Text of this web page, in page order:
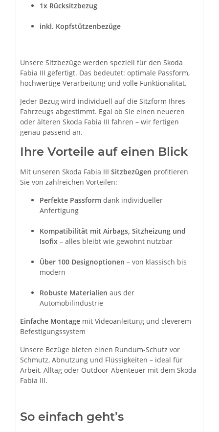
1x Rücksitzbezug
inkl. Kopfstützenbezüge
Unsere Sitzbezüge werden speziell für den Skoda
Fabia III gefertigt. Das bedeutet: optimale Passform,
hochwertige Verarbeitung und volle Funktionalität.
Jeder Bezug wird individuell auf die Sitzform Ihres
Fahrzeugs abgestimmt. Egal ob Sie einen neueren
oder älteren Skoda Fabia III fahren – wir fertigen
genau passend an.
Ihre Vorteile auf einen Blick
Mit unseren Skoda Fabia III Sitzbezügen profitieren
Sie von zahlreichen Vorteilen:
Perfekte Passform dank individueller
Anfertigung
Kompatibilität mit Airbags, Sitzheizung und
Isofix – alles bleibt wie gewohnt nutzbar
Über 100 Designoptionen – von klassisch bis
modern
Robuste Materialien aus der
Automobilindustrie
Einfache Montage mit Videoanleitung und cleverem
Befestigungssystem
Unsere Bezüge bieten einen Rundum-Schutz vor
Schmutz, Abnutzung und Flüssigkeiten – ideal für
Arbeit, Alltag oder Outdoor-Abenteuer mit dem Skoda
Fabia III.
So einfach geht’s